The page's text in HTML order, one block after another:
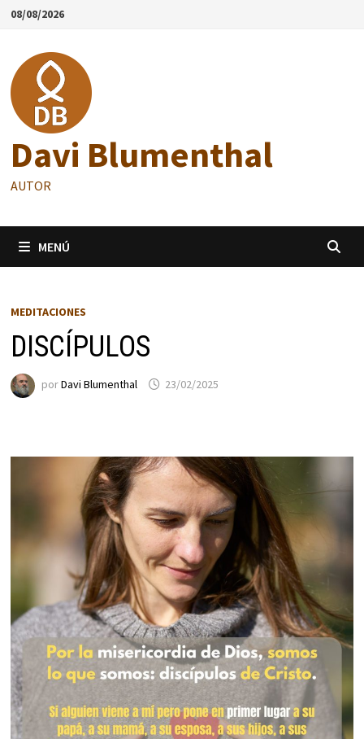
Saltar
contenido
08/08/2026
Davi Blumenthal
AUTOR
MENÚ
MEDITACIONES
DISCÍPULOS
porDavi Blumenthal 23/02/2025